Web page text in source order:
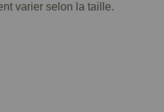
varier selon la taille.